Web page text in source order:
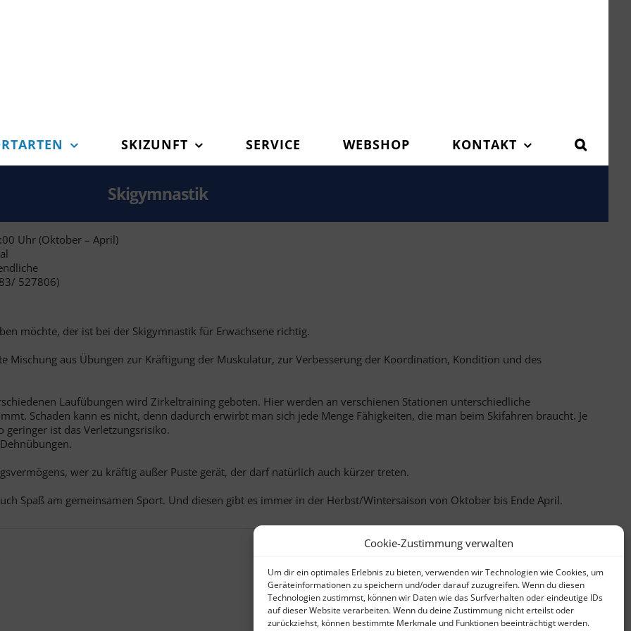
Cookie-Zustimmung verwalten
Um dir ein optimales Erlebnis zu bieten, verwenden wir Technologien wie Cookies, um
Geräteinformationen zu speichern und/oder darauf zuzugreifen. Wenn du diesen
Technologien zustimmst, können wir Daten wie das Surfverhalten oder eindeutige IDs
auf dieser Website verarbeiten. Wenn du deine Zustimmung nicht erteilst oder
zurückziehst, können bestimmte Merkmale und Funktionen beeinträchtigt werden.
SKIZUNFT SERVICE WEBSHOP KONTAKT
Skigymnastik
Uhr (Oktober – April)
527806)
möchte, der ist bei der Skigymnastik für Erwachsene richtig.
Mischung aus Übungen zur Kräftigung der Muskulatur, zur Verbesserung der Koordination, Kondition und des
Laufübungen wird Zirkeltraining geboten. Hier werden an verschienen Stationen unterschiedliche
Schaden kann es nicht, denn dadurch erwirbt man sich jede Menge Fähigkeiten, die man beim Skifahren braucht. Je
geringer ist das Verletzungsrisiko.
wer zu kräftig außer Puste gerät, der darf natürlich auch kürzer treten.
Spaß am gemeinsamen Sport. Und diesen gibt es immer in der Herbst/Wintersaison von Oktober bis Ende April.